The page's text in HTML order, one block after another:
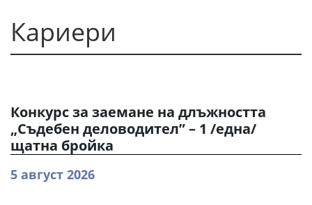
Кариери
Конкурс за заемане на длъжността
„Съдебен деловодител” – 1 /една/
щатна бройка
5 август 2026